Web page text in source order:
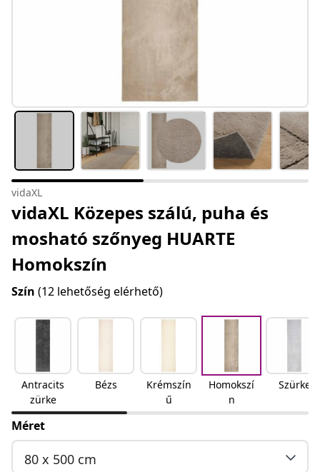
vidaXL
vidaXL Közepes szálú, puha és
mosható szőnyeg HUARTE
Homokszín
Szín (12 lehetőség elérhető)
Antracits
zürke
Bézs
Krémszín
ű
Homokszí
n
Szürke
Méret
80 x 500 cm